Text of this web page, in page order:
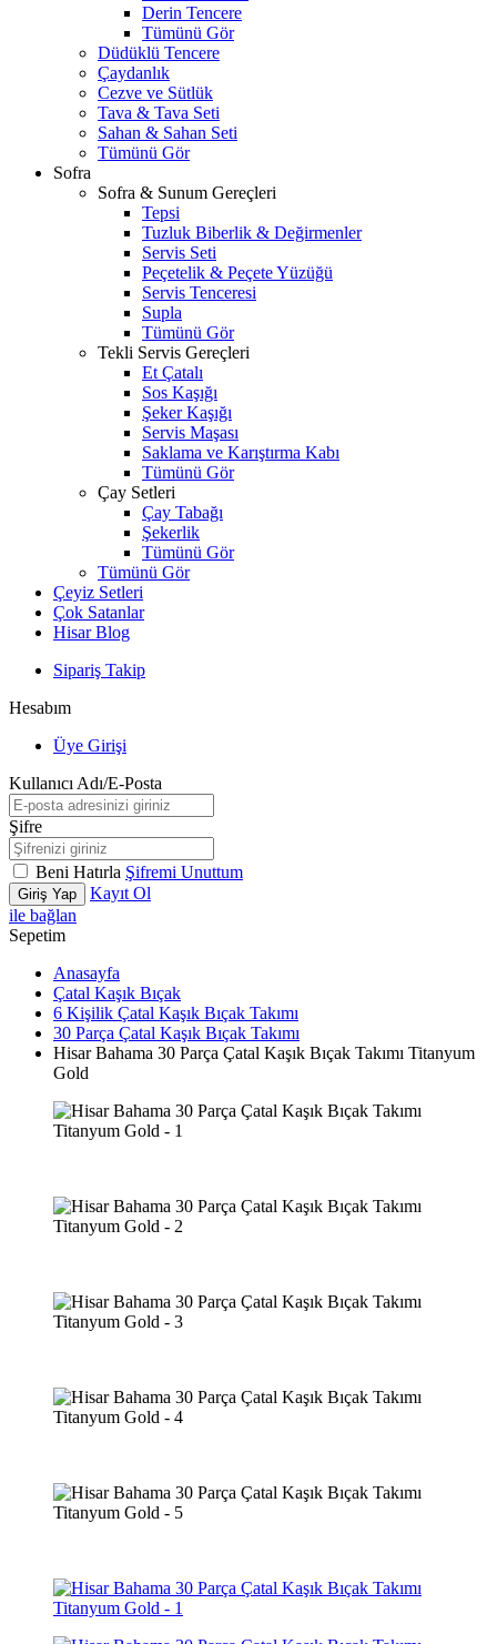
Derin Tencere
Tümünü Gör
Düdüklü Tencere
Çaydanlık
Cezve ve Sütlük
Tava & Tava Seti
Sahan & Sahan Seti
Tümünü Gör
Sofra
Sofra & Sunum Gereçleri
Tepsi
Tuzluk Biberlik & Değirmenler
Servis Seti
Peçetelik & Peçete Yüzüğü
Servis Tenceresi
Supla
Tümünü Gör
Tekli Servis Gereçleri
Et Çatalı
Sos Kaşığı
Şeker Kaşığı
Servis Maşası
Saklama ve Karıştırma Kabı
Tümünü Gör
Çay Setleri
Çay Tabağı
Şekerlik
Tümünü Gör
Tümünü Gör
Çeyiz Setleri
Çok Satanlar
Hisar Blog
Sipariş Takip
Hesabım
Üye Girişi
Kullanıcı Adı/E-Posta
Şifre
Beni Hatırla Şifremi Unuttum
Giriş Yap
Kayıt Ol
ile bağlan
Sepetim
Anasayfa
Çatal Kaşık Bıçak
6 Kişilik Çatal Kaşık Bıçak Takımı
30 Parça Çatal Kaşık Bıçak Takımı
Hisar Bahama 30 Parça Çatal Kaşık Bıçak Takımı Titanyum
Gold